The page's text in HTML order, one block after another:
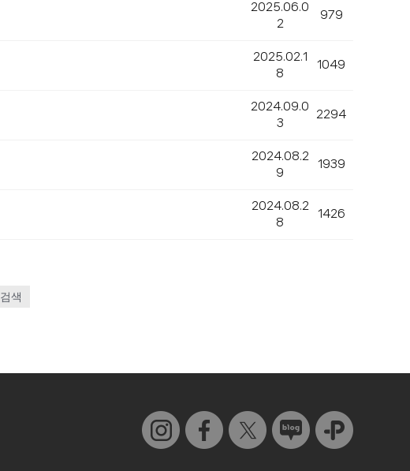
2025.06.0
2
979
2025.02.1
8
1049
2024.09.0
3
2294
2024.08.2
9
1939
2024.08.2
8
1426
검색